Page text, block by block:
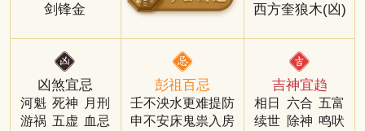
剑锋金
凶煞宜忌
河魁 死神
月刑
游祸 五虚 血忌
彭祖百忌
壬不泱水更难提防
申不安床鬼祟入房
西方奎狼木(凶)
吉神宜趋
相日 六合 五富
续世 除神 鸣吠